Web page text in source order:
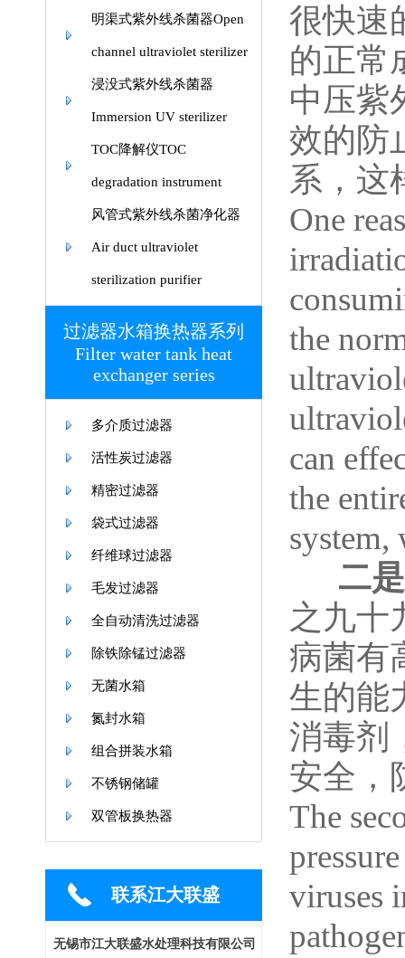
明渠式紫外线杀菌器Open
channel ultraviolet sterilizer
浸没式紫外线杀菌器
Immersion UV sterilizer
TOC降解仪TOC
degradation instrument
风管式紫外线杀菌净化器
Air duct ultraviolet
sterilization purifier
过滤器水箱换热器系列
Filter water tank heat
exchanger series
多介质过滤器
活性炭过滤器
精密过滤器
袋式过滤器
纤维球过滤器
毛发过滤器
全自动清洗过滤器
除铁除锰过滤器
无菌水箱
氮封水箱
组合拼装水箱
不锈钢储罐
双管板换热器
联系江大联盛
无锡市江大联盛水处理科技有限公司
很快速
的正常
中压紫
效的防
系，这
One
the
can
the
system,
二是
之九十
病菌有
生的能
消毒剂
安全，
The
viruses